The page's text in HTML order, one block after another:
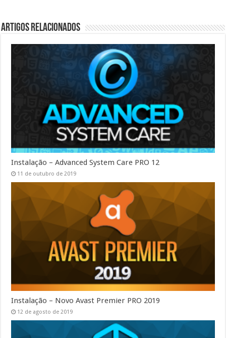
Artigos Relacionados
Instalação – Advanced System Care PRO 12
11 de outubro de 2019
Instalação – Novo Avast Premier PRO 2019
12 de agosto de 2019